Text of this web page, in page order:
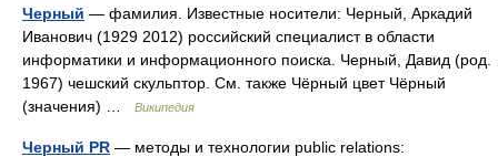
Черный — фамилия. Известные носители: Черный, Аркадий
Иванович (1929 2012) российский специалист в области
информатики и информационного поиска. Черный, Давид (род.
1967) чешский скульптор. См. также Чёрный цвет Чёрный
(значения) …
Википедия
Черный PR — методы и технологии public relations: